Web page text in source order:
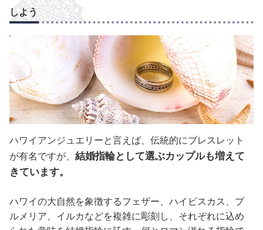
しよう
ハワイアンジュエリーと言えば、伝統的にブレスレット
が有名ですが、結婚指輪として選ぶカップルも増えて
きています。
ハワイの大自然を象徴するフェザー、ハイビスカス、プ
ルメリア、イルカなどを複雑に彫刻し、それぞれに込め